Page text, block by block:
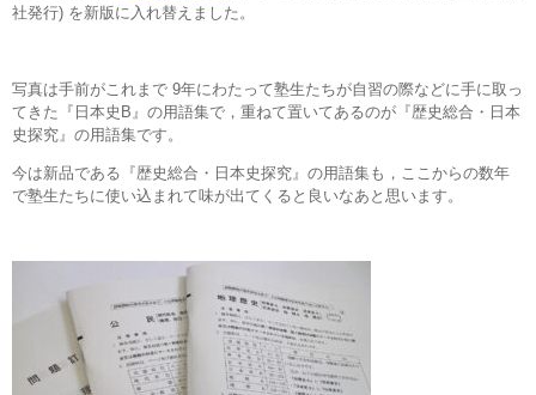
社発行) を新版に入れ替えました。
写真は手前がこれまで 9年にわたって塾生たちが自習の際などに手に取っ
てきた『日本史B』の用語集で，重ねて置いてあるのが『歴史総合・日本
史探究』の用語集です。
今は新品である『歴史総合・日本史探究』の用語集も，ここからの数年
で塾生たちに使い込まれて味が出てくると良いなあと思います。